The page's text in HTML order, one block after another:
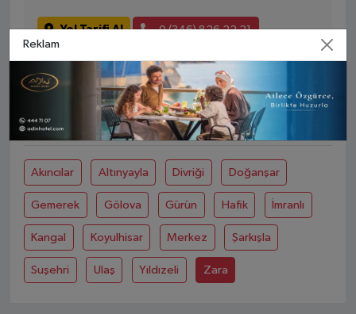
Yol Tarifi Al 0 (346) 826 22 21
SIVAS DIĞER İLÇELER
Akıncılar Altınyayla Divriği Doğanşar
Gemerek Gölova Gürün Hafik İmranlı
Kangal Koyulhisar Merkez Şarkışla
Suşehri Ulaş Yıldızeli Zara
Reklam